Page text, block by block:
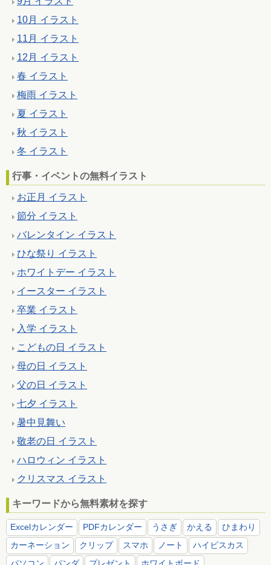
10月 イラスト
11月 イラスト
12月 イラスト
春 イラスト
梅雨 イラスト
夏 イラスト
秋 イラスト
冬 イラスト
行事・イベントの無料イラスト
お正月 イラスト
節分 イラスト
バレンタイン イラスト
ひな祭り イラスト
ホワイトデー イラスト
イースター イラスト
卒業 イラスト
入学 イラスト
こどもの日 イラスト
母の日 イラスト
父の日 イラスト
七夕 イラスト
暑中見舞い
敬老の日 イラスト
ハロウィン イラスト
クリスマス イラスト
キーワードから無料素材を探す
Excelカレンダー PDFカレンダー うさぎ かえる
ひまわり
カーネーション
クリップ スマホ ノート
ハイビスカス